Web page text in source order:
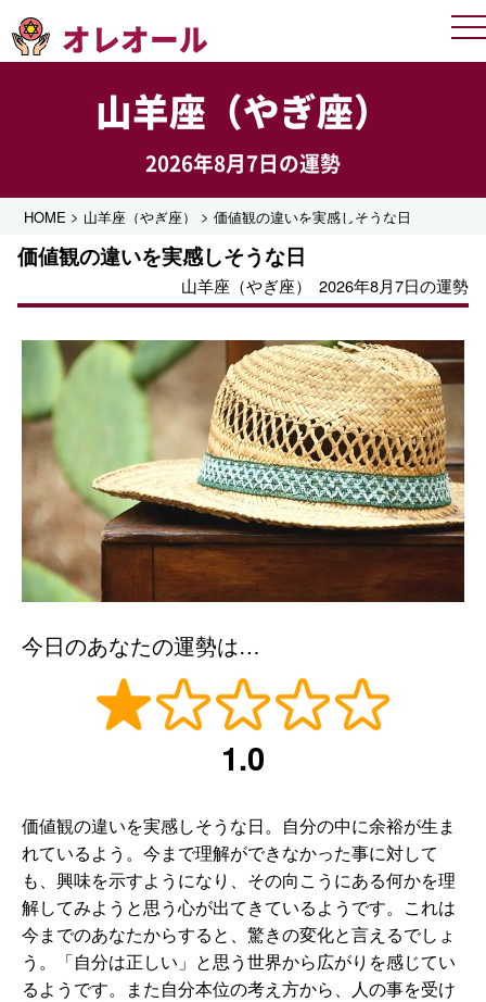
オレオール
山羊座（やぎ座）
2026年8月7日の運勢
HOME > 山羊座（やぎ座） >価値観の違いを実感しそうな日
価値観の違いを実感しそうな日
山羊座（やぎ座） 2026年8月7日の運勢
今日のあなたの運勢は…
1.0
価値観の違いを実感しそうな日。自分の中に余裕が生ま
れているよう。今まで理解ができなかった事に対して
も、興味を示すようになり、その向こうにある何かを理
解してみようと思う心が出てきているようです。これは
今までのあなたからすると、驚きの変化と言えるでしょ
う。「自分は正しい」と思う世界から広がりを感じてい
るようです。また自分本位の考え方から、人の事を受け